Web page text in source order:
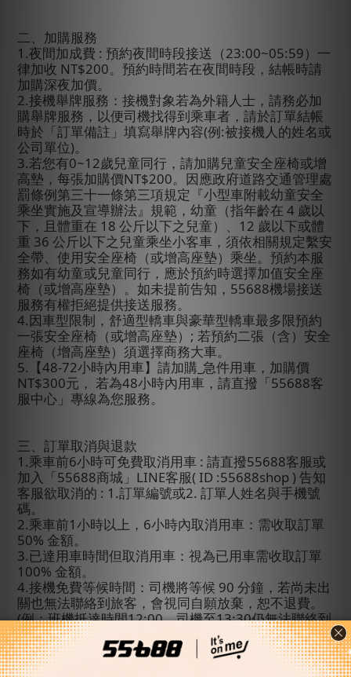
二、加購服務
1.夜間加成費 : 預約夜間時段接送（23:00~05:59）一
律加收 NT$200。預約時間若在夜間時段，結帳時請
加購深夜加價。
2.接機舉牌服務：接機對象若為外籍人士，請務必加
購舉牌服務，以便司機找得到乘車者，請於訂單結帳
時於「訂單備註」填寫舉牌內容(例:被接機人的姓名或
公司單位)。
3.若您有0~12歲兒童同行，請加購兒童安全座椅或增
高墊，每張加購價NT$200。因應政府道路交通管理處
罰條例第三十一條第三項規定『小型車附載幼童安全
乘坐實施及宣導辦法』規範，幼童（指年齡在 4 歲以
下，且體重在 18 公斤以下之兒童）、 12 歲以下或體
重 36 公斤以下之兒童乘坐小客車，須依相關規定繫安
全帶、使用安全座椅（或增高座墊）乘坐。預約本服
務如有幼童或兒童同行，應於預約時選擇加值安全座
椅（或增高座墊）。如未提前告知， 55688機場接送
服務有權拒絕提供接送服務。
4.因車型限制，舒適型轎車與豪華型轎車最多限預約
一張安全座椅（或增高座墊） ; 若預約二張（含）安全
座椅（增高座墊）須選擇商務大車。
5. 【48-72小時內用車】請加購 急件用車，加購價
NT$300元 ， 若為48小時內用車 ，請直撥「55688客
服中心」專線為您服務。
三、訂單取消與退款
1.乘車前6小時可免費取消用車 : 請直撥55688客服或
加入「55688商城」 LINE客服( ID :55688shop ) 告知
客服欲取消的 : 1.訂單編號或2. 訂單人姓名與手機號
碼。
2.乘車前1小時以上， 6小時內取消用車：需收取訂單
50% 金額。
3.已達用車時間但取消用車：視為已用車需收取訂單
100% 金額。
4.接機免費等候時間：司機將等候 90 分鐘，若尚未出
關也無法聯絡到旅客，會視同自願放棄，恕不退費。
(例：班機抵達時間12:00，司機至13:30仍無法聯絡到
旅客，司機向客服回報後會直接離開機場。)
5.若您的班機延誤超過表訂抵達時間4小時（含）以
上，請主動聯繫客服中心。客服將盡力協助重新安